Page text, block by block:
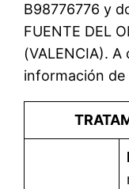
B98776776 y
FUENTE DEL
(VALENCIA).
información